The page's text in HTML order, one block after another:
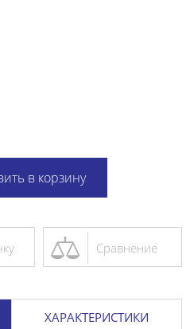
в корзину
Сравнение
ХАРАКТЕРИСТИКИ